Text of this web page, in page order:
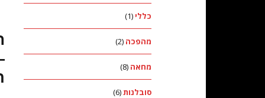
כללי (1)
מהפכה (2)
מחאה (8)
סובלנות(6)